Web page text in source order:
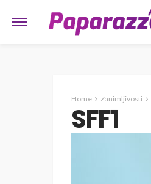
Home Zanimljivosti
SFF1